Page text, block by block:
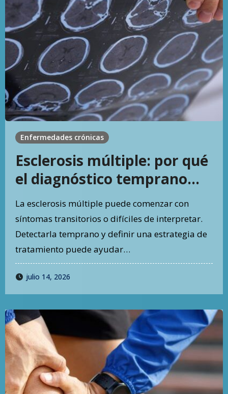
Enfermedades crónicas
Esclerosis múltiple: por qué
el diagnóstico temprano
puede cambiar la evolución
La esclerosis múltiple puede comenzar con
síntomas transitorios o difíciles de interpretar.
Detectarla temprano y definir una estrategia de
tratamiento puede ayudar…
julio 14, 2026